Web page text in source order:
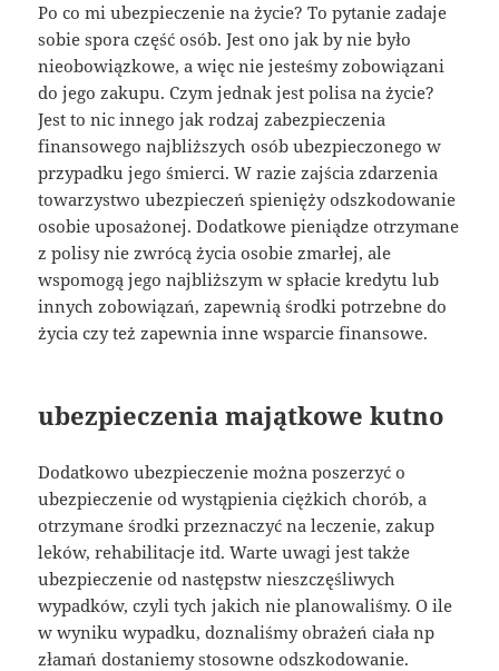
Po co mi ubezpieczenie na życie? To pytanie zadaje
sobie spora część osób. Jest ono jak by nie było
nieobowiązkowe, a więc nie jesteśmy zobowiązani
do jego zakupu. Czym jednak jest polisa na życie?
Jest to nic innego jak rodzaj zabezpieczenia
finansowego najbliższych osób ubezpieczonego w
przypadku jego śmierci. W razie zajścia zdarzenia
towarzystwo ubezpieczeń spienięży odszkodowanie
osobie uposażonej. Dodatkowe pieniądze otrzymane
z polisy nie zwrócą życia osobie zmarłej, ale
wspomogą jego najbliższym w spłacie kredytu lub
innych zobowiązań, zapewnią środki potrzebne do
życia czy też zapewnia inne wsparcie finansowe.
ubezpieczenia majątkowe kutno
Dodatkowo ubezpieczenie można poszerzyć o
ubezpieczenie od wystąpienia ciężkich chorób, a
otrzymane środki przeznaczyć na leczenie, zakup
leków, rehabilitacje itd. Warte uwagi jest także
ubezpieczenie od następstw nieszczęśliwych
wypadków, czyli tych jakich nie planowaliśmy. O ile
w wyniku wypadku, doznaliśmy obrażeń ciała np
złamań dostaniemy stosowne odszkodowanie.